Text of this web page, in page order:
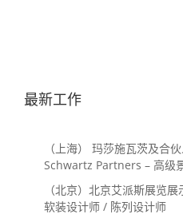
最新工作
（上海） 玛莎施瓦茨及合
Schwartz Partners – 高级
Landscape Designer / 景
Landscape Designer
（北京）北京艾派斯展览
软装设计师 / 陈列设计师